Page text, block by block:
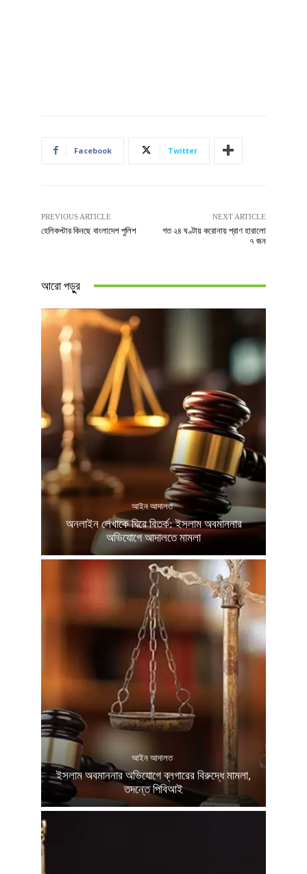
Facebook Twitter
PREVIOUS ARTICLE
হেলিকপ্টার কিনছে বাংলাদেশ পুলিশ
NEXT ARTICLE
গত ২৪ ঘণ্টায় করোনায় প্রাণ হারালো
৭ জন
আরো পড়ুুর
আইন আদালত
অনলাইন লেখাকে ঘিরে বিতর্ক: ইসলাম অবমাননার
অভিযোগে আদালতে মামলা
আইন আদালত
ইসলাম অবমাননার অভিযোগে ব্লগারের বিরুদ্ধে মামলা,
তদন্তে পিবিআই